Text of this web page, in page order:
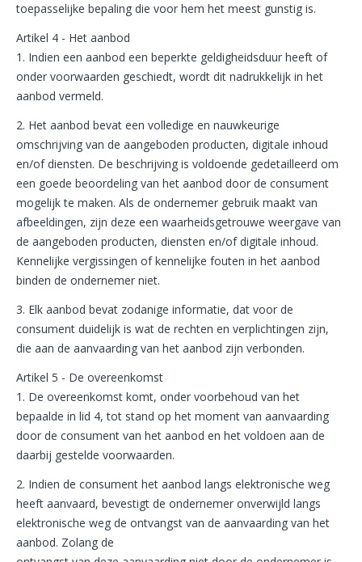
toepasselijke bepaling die voor hem het meest gunstig is.
Artikel 4 - Het aanbod
1. Indien een aanbod een beperkte geldigheidsduur heeft of
onder voorwaarden geschiedt, wordt dit nadrukkelijk in het
aanbod vermeld.
2. Het aanbod bevat een volledige en nauwkeurige
omschrijving van de aangeboden producten, digitale inhoud
en/of diensten. De beschrijving is voldoende gedetailleerd om
een goede beoordeling van het aanbod door de consument
mogelijk te maken. Als de ondernemer gebruik maakt van
afbeeldingen, zijn deze een waarheidsgetrouwe weergave van
de aangeboden producten, diensten en/of digitale inhoud.
Kennelijke vergissingen of kennelijke fouten in het aanbod
binden de ondernemer niet.
3. Elk aanbod bevat zodanige informatie, dat voor de
consument duidelijk is wat de rechten en verplichtingen zijn,
die aan de aanvaarding van het aanbod zijn verbonden.
Artikel 5 - De overeenkomst
1. De overeenkomst komt, onder voorbehoud van het
bepaalde in lid 4, tot stand op het moment van aanvaarding
door de consument van het aanbod en het voldoen aan de
daarbij gestelde voorwaarden.
2. Indien de consument het aanbod langs elektronische weg
heeft aanvaard, bevestigt de ondernemer onverwijld langs
elektronische weg de ontvangst van de aanvaarding van het
aanbod. Zolang de